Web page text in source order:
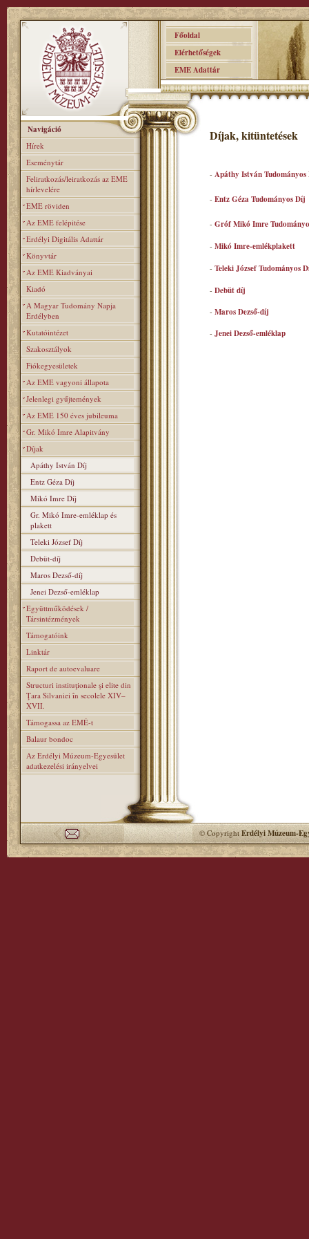
Főoldal
Elérhetőségek
EME Adattár
Navigáció
Hírek
Eseménytár
Feliratkozás/leiratkozás az EME
hírlevelére
EME röviden
Az EME felépitése
Erdélyi Digitális Adattár
Könyvtár
Az EME Kiadványai
Kiadó
A Magyar Tudomány Napja
Erdélyben
Kutatóintézet
Szakosztályok
Fiókegyesületek
Az EME vagyoni állapota
Jelenlegi gyűjtemények
Az EME 150 éves jubileuma
Gr. Mikó Imre Alapitvány
Díjak
Apáthy István Díj
Entz Géza Díj
Mikó Imre Díj
Gr. Mikó Imre-emléklap és
plakett
Teleki József Díj
Debüt-díj
Maros Dezső-díj
Jenei Dezső-emléklap
Együttműködések /
Társintézmények
Támogatóink
Linktár
Raport de autoevaluare
Structuri instituţionale şi elite din
Ţara Silvaniei în secolele XIV–
XVII.
Támogassa az EMÉ-t
Balaur bondoc
Az Erdélyi Múzeum-Egyesület
adatkezelési irányelvei
Díjak, kitüntetések
- Apáthy István
- Entz Géza Tudományos Díj
- Gróf Mikó Imre
- Mikó Imre-emlékplakett
- Teleki József Tudományos
- Debüt díj
- Maros Dezső-díj
- Jenei Dezső-emléklap
© CopyrightErdélyi Múzeum-